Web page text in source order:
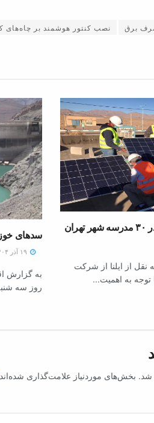
برق نصب کنتور هوشمند بر چاه‌های
نقل از ایلنا از شرکت
توجه به اهمیت...
سدهای
به گزارش
روز سه
شد. بخش‌های موردنیاز علامت‌گذاری شده‌اند